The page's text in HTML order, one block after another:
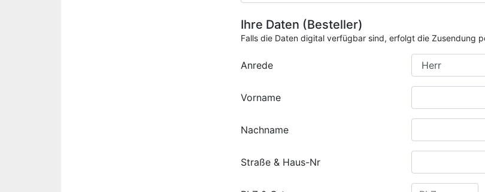
Ihre Daten (Besteller)
Falls die Daten digital verfügbar sind, erfolgt die Zusendung
Anrede
Vorname
Nachname
Straße & Haus-Nr